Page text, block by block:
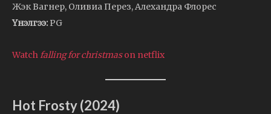
Жэк Вагнер, Оливиа Перез, Алехандра Флорес
Үнэлгээ: PG
Watchfalling for christmason netflix
Hot Frosty (2024)